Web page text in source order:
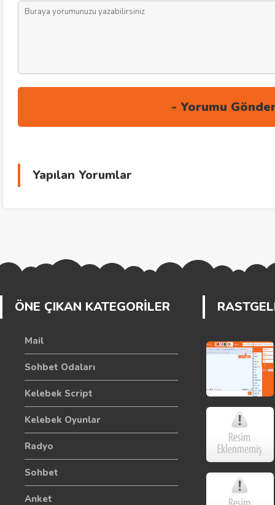
Yapılan Yorumlar
ÖNE ÇIKAN KATEGORİLER
Mail
Sohbet Odaları
Kelebek Script
Kelebek Oyunlar
Radyo
Sohbet
Anket